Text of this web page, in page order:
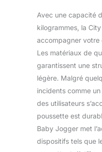
Avec une capacité
kilogrammes, la
accompagner votre
Les matériaux de
garantissent une
légère. Malgré
incidents comme
des utilisateurs
poussette est
Baby Jogger met
dispositifs tels que